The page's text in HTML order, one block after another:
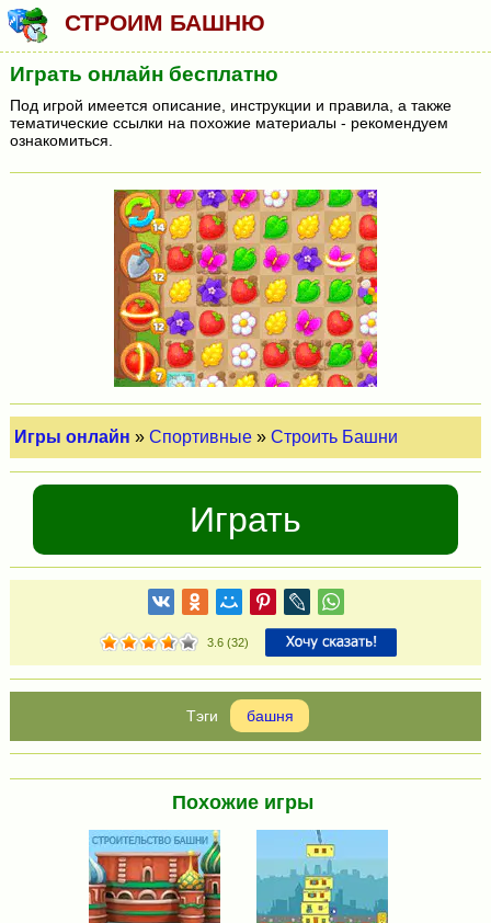
СТРОИМ БАШНЮ
Играть онлайн бесплатно
Под игрой имеется описание, инструкции и правила, а также
тематические ссылки на похожие материалы - рекомендуем
ознакомиться.
Игры онлайн »Спортивные »Строить Башни
Играть
3.6(32)
башня
Похожие игры